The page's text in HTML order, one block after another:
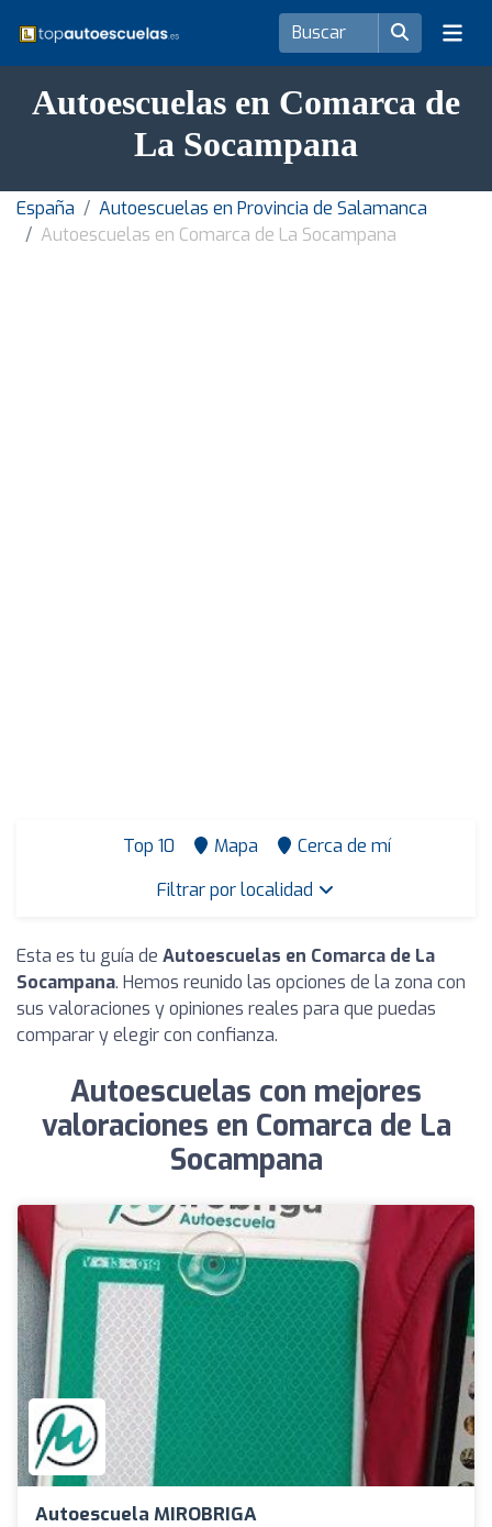
Autoescuelas en Comarca de
La Socampana
España
Autoescuelas en Provincia de Salamanca
Autoescuelas en Comarca de La Socampana
Top 10 Mapa
Cerca de mí
Filtrar por localidad
Esta es tu guía de Autoescuelas en Comarca de La
Socampana. Hemos reunido las opciones de la zona con
sus valoraciones y opiniones reales para que puedas
comparar y elegir con confianza.
Autoescuelas con mejores
valoraciones en Comarca de La
Socampana
Autoescuela MIROBRIGA